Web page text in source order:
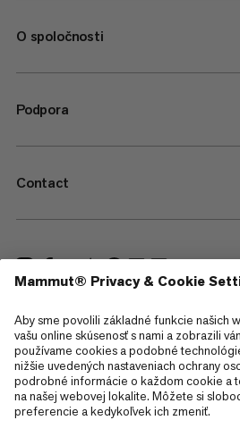
O spoločnosti
Podpora
Contact
—
Sitemap
Cookies